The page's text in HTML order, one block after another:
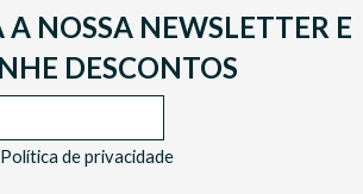
A NOSSA NEWSLETTER E
DESCONTOS
Política de privacidade